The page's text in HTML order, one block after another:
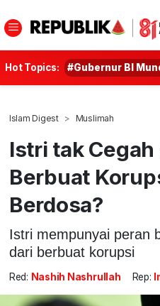
Hot Topics: #Gubernur BI
Islam Digest Muslimah
Istri tak Cegah
Berbuat
Berdosa?
Istri mempunyai peran
dari berbuat korupsi
Red: Nashih Nashrullah Rep: